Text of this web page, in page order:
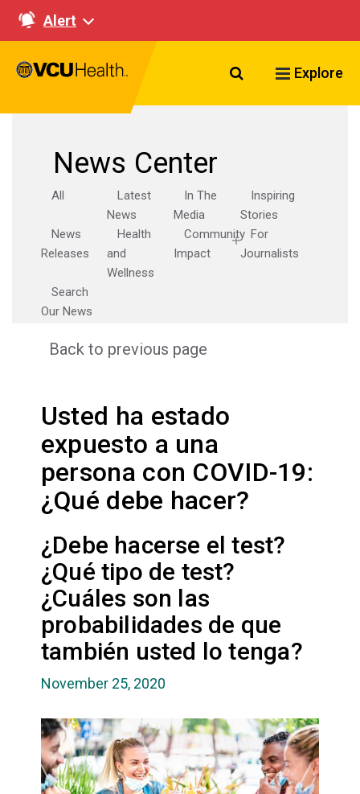
Alert
Search VCU
Explore
News Center
All
Latest
News
In The
Media
Inspiring
Stories
News
Releases
Health
and
Wellness
Community
Impact
For
Journalists
Search
Our News
Back to previous page
Usted ha estado
expuesto a una
persona con COVID-19:
¿Qué debe hacer?
¿Debe hacerse el test?
¿Qué tipo de test?
¿Cuáles son las
probabilidades de que
también usted lo tenga?
November 25, 2020